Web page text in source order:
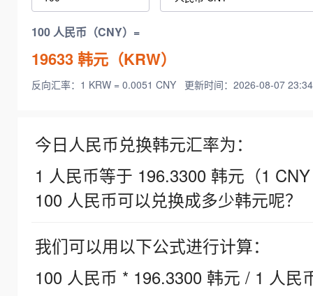
100 人民币（CNY）=
19633韩元（KRW）
反向汇率：1 KRW = 0.0051 CNY 更新时间：2026-08-07
今日人民币兑换韩元汇率为：
1 人民币等于 196.3300 韩元（1
100 人民币可以兑换成多少韩元呢？
我们可以用以下公式进行计算：
100 人民币 * 196.3300 韩元 / 1 人民